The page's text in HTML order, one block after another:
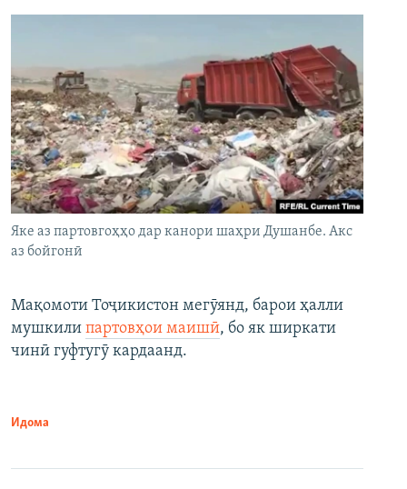
Яке аз партовгоҳҳо дар канори шаҳри Душанбе. Акс
аз бойгонӣ
Мақомоти Тоҷикистон мегӯянд, барои ҳалли
мушкили партовҳои маишӣ, бо як ширкати
чинӣ гуфтугӯ кардаанд.
Идома